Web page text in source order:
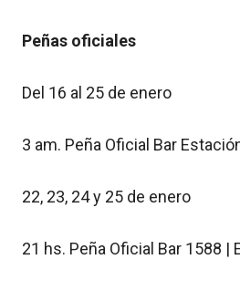
Peñas oficiales
Del 16 al 25 de enero
3 am. Peña Oficial Bar
22, 23, 24 y 25 de enero
21 hs. Peña Oficial Bar 1588 |